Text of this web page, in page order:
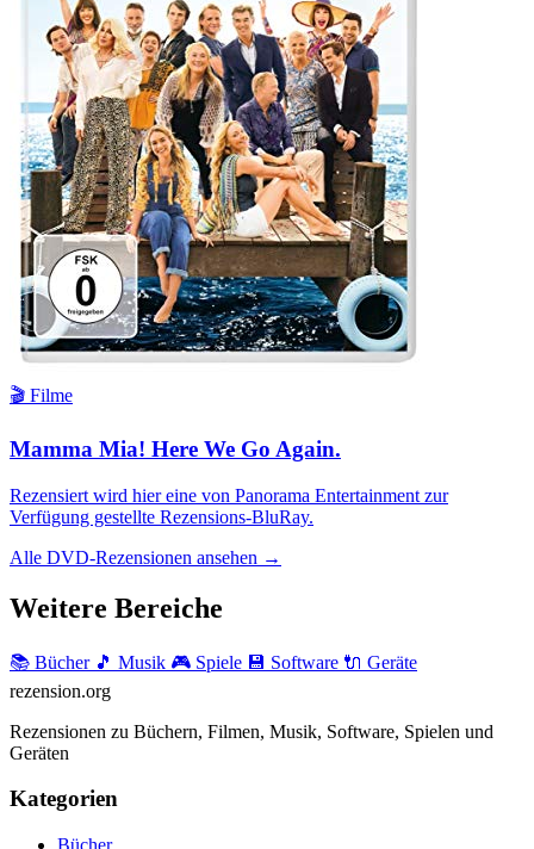
🎬 Filme
Mamma Mia! Here We Go Again.
Rezensiert wird hier eine von Panorama Entertainment zur
Verfügung gestellte Rezensions-BluRay.
Alle DVD-Rezensionen ansehen →
Weitere Bereiche
📚 Bücher 🎵 Musik 🎮 Spiele 💾 Software 🔌 Geräte
rezension.org
Rezensionen zu Büchern, Filmen, Musik, Software, Spielen und
Geräten
Kategorien
Bücher